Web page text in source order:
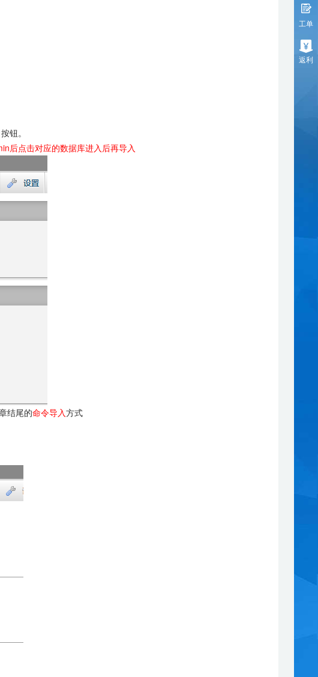
钮。
后点击对应的数据库进入后再导入
结尾的命令导入方式
工单
返利